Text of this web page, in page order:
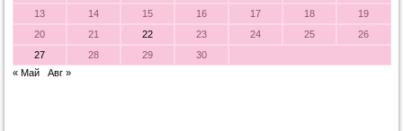
13
14 15 16 17 18
19
20
21 22 23 24 25
26
27
28 29
30
« Май
Авг »